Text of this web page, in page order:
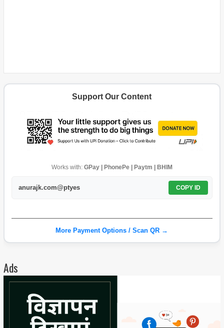
Support Our Content
Works with: GPay | PhonePe | Paytm | BHIM
anurajk.com@ptyes COPY ID
More Payment Options / Scan QR →
Ads